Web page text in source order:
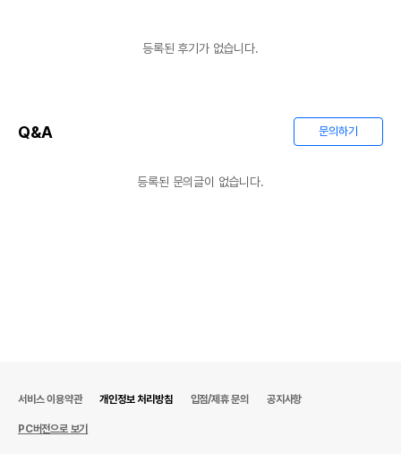
등록된 후기가 없습니다.
Q&A 문의하기
등록된 문의글이 없습니다.
서비스 이용약관 개인정보 처리방침 입점/제휴 문의 공지사항
PC버전으로 보기